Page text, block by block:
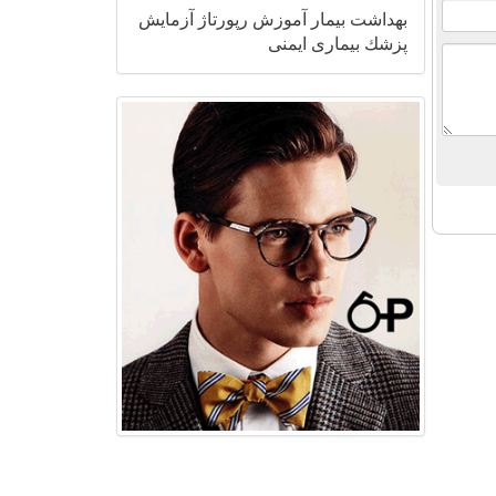
بهداشت بیمار آموزش رپورتاژ
آزمایش
پزشك بیماری ایمنی